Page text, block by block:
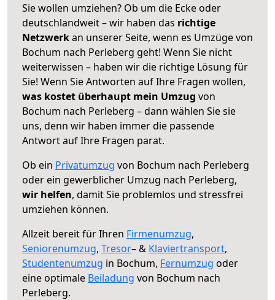
Sie wollen umziehen? Ob um die Ecke oder
deutschlandweit – wir haben das richtige
Netzwerkan unserer Seite, wenn es Umzüge von
Bochum nach Perleberg geht! Wenn Sie nicht
weiterwissen – haben wir die richtige Lösung für
Sie! Wenn Sie Antworten auf Ihre Fragen wollen,
was kostet überhaupt mein Umzug von
Bochum nach Perleberg – dann wählen Sie sie
uns, denn wir haben immer die passende
Antwort auf Ihre Fragen parat.
Ob ein Privatumzug von Bochum nach Perleberg
oder ein gewerblicher Umzug nach Perleberg,
wir helfen, damit Sie problemlos und stressfrei
umziehen können.
Allzeit bereit für Ihren Firmenumzug,
Seniorenumzug, Tresor– & Klaviertransport,
Studentenumzug in Bochum, Fernumzug oder
eine optimale Beiladung von Bochum nach
Perleberg.